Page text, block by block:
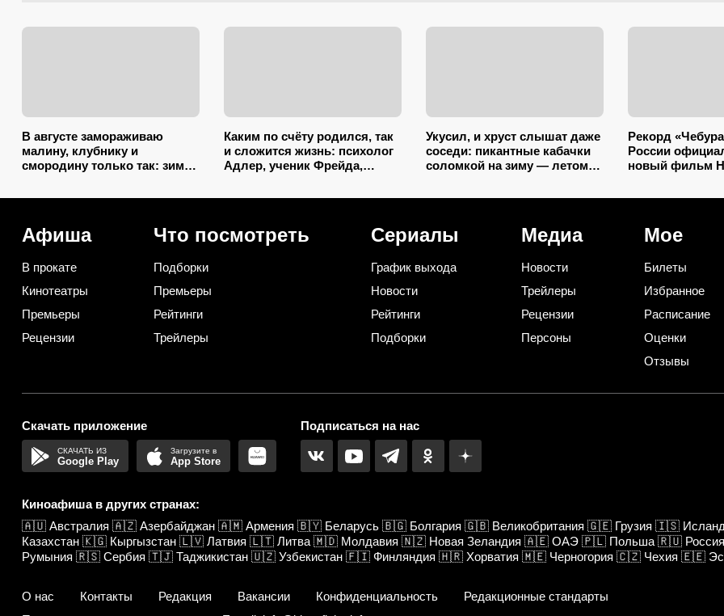
В августе замораживаю
малину, клубнику и
смородину только так: зимой
Каким по счёту родился, так
и сложится жизнь: психолог
Адлер, ученик Фрейда,
Укусил, и хруст слышат даже
соседи: пикантные кабачки
соломкой на зиму — летом
Рекорд
России
новый фильм
Афиша
В прокате
Кинотеатры
Премьеры
Рецензии
Что посмотреть
Подборки
Премьеры
Рейтинги
Трейлеры
Сериалы
График выхода
Новости
Рейтинги
Подборки
Медиа
Новости
Трейлеры
Рецензии
Персоны
Мое
Билеты
Избранное
Расписание
Оценки
Отзывы
Скачать приложение
Google Play App Store
Подписаться на нас
Киноафиша в других странах:
🇦🇺 Австралия 🇦🇿 Азербайджан 🇦🇲 Армения 🇧🇾 Беларусь 🇧🇬 Болгария 🇬🇧 Великобритания 🇬🇪 Грузия 🇮🇸
Казахстан 🇰🇬 Кыргызстан 🇱🇻 Латвия 🇱🇹 Литва 🇲🇩 Молдавия 🇳🇿 Новая Зеландия 🇦🇪 ОАЭ 🇵🇱 Польша 🇷🇺 Россия
Румыния 🇷🇸 Сербия 🇹🇯 Таджикистан 🇺🇿 Узбекистан 🇫🇮 Финляндия 🇭🇷 Хорватия 🇲🇪 Черногория 🇨🇿 Чехия 🇪🇪
О нас Контакты Редакция Вакансии Конфиденциальность
Редакционные стандарты